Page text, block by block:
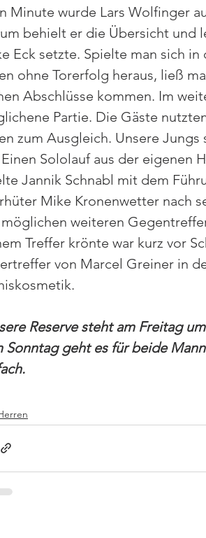
Minute wurde Lars Wolfinger
behielt er die Übersicht und
Eck setzte. Spielte man sich
ohne Torerfolg heraus, ließ
Abschlüsse kommen. Im
Partie. Die Gäste
zum Ausgleich. Unsere
Sololauf aus der eigenen
Jannik Schnabl mit dem
Mike Kronenwetter nach
weiteren
Treffer krönte war kurz vor
von Marcel Greiner in
Reserve steht am Freitag
Sonntag geht es für beide